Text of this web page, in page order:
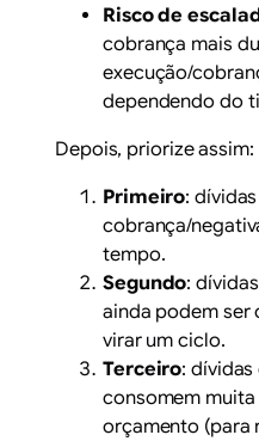
Risco de
cobrança mais
execução/
dependendo do
Depois, priorize assim:
Primeiro:
cobrança/
tempo.
Segundo:
ainda podem ser
virar um ciclo.
Terceiro: dívidas
consomem
orçamento (para